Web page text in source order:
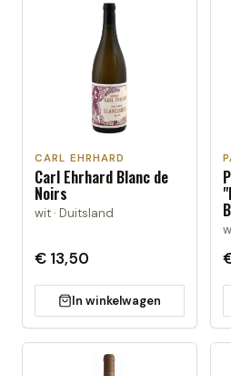
CARL EHRHARD
Carl Ehrhard Blanc de
Noirs
wit · Duitsland
€ 13,50
In winkelwagen